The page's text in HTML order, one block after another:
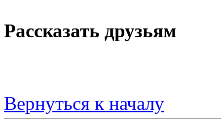
Рассказать друзьям
Вернуться к началу